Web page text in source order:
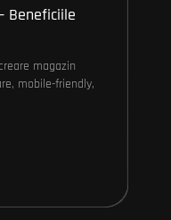
Beneficiile
magazin
mobile-friendly,